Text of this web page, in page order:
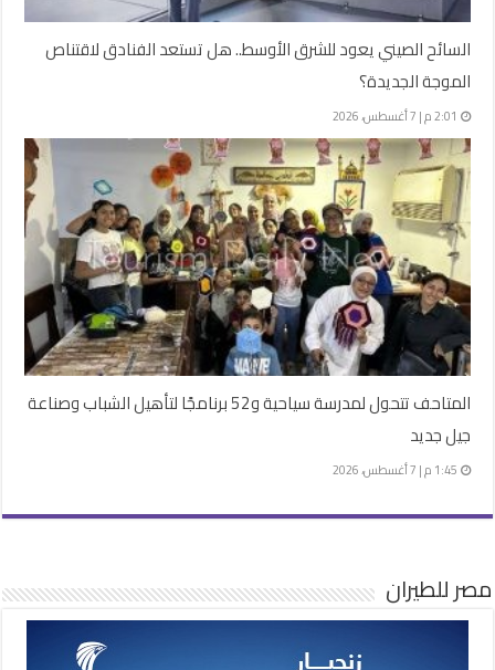
السائح الصيني يعود للشرق الأوسط.. هل تستعد الفنادق لاقتناص
الموجة الجديدة؟
2:01 م | 7 أغسطس، 2026
المتاحف تتحول لمدرسة سياحية و52 برنامجًا لتأهيل الشباب وصناعة
جيل جديد
1:45 م | 7 أغسطس، 2026
مصر للطيران